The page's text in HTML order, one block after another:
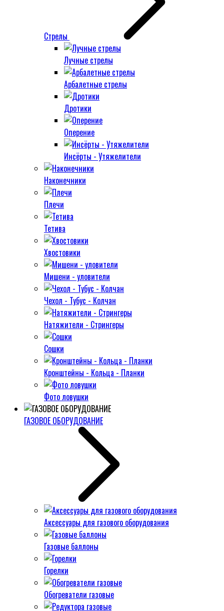
Стрелы
Лучные стрелы
Арбалетные стрелы
Дротики
Оперение
Инсёрты - Утяжелители
Наконечники
Плечи
Тетива
Хвостовики
Мишени - уловители
Чехол - Тубус - Колчан
Натяжители - Стрингеры
Сошки
Кронштейны - Кольца - Планки
Фото ловушки
ГАЗОВОЕ ОБОРУДОВАНИЕ
Аксессуары для газового оборудования
Газовые баллоны
Горелки
Обогреватели газовые